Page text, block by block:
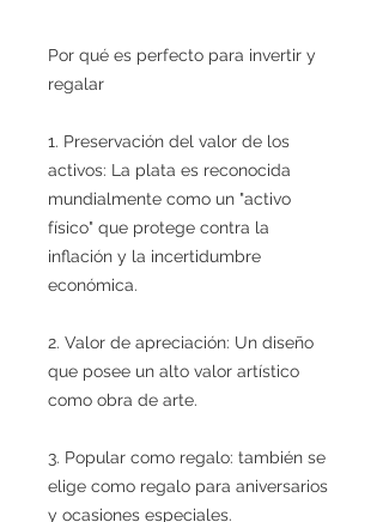
Por qué es perfecto para invertir y
regalar
1. Preservación del valor de los
activos: La plata es reconocida
mundialmente como un "activo
físico" que protege contra la
inflación y la incertidumbre
económica.
2. Valor de apreciación: Un diseño
que posee un alto valor artístico
como obra de arte.
3. Popular como regalo: también se
elige como regalo para aniversarios
y ocasiones especiales.